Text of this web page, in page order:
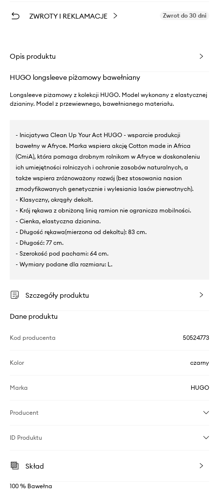
ZWROTY I REKLAMACJE Zwrot do 30 dni
Opis produktu
HUGO longsleeve piżamowy bawełniany
Longsleeve piżamowy z kolekcji HUGO. Model wykonany z elastycznej
dzianiny. Model z przewiewnego, bawełnianego materiału.
- Inicjatywa Clean Up Your Act HUGO - wsparcie produkcji
bawełny w Afryce. Marka wspiera akcję Cotton made in Africa
(CmiA), która pomaga drobnym rolnikom w Afryce w doskonaleniu
ich umiejętności rolniczych i ochronie zasobów naturalnych, a
także wspiera zróżnoważony rozwój (bez stosowania nasion
zmodyfikowanych genetycznie i wylesiania lasów pierwotnych).
- Klasyczny, okrągły dekolt.
- Krój rękawa z obniżoną linią ramion nie ogranicza mobilności.
- Cienka, elastyczna dzianina.
- Długość rękawa(mierzona od dekoltu): 83 cm.
- Długość: 77 cm.
- Szerokość pod pachami: 64 cm.
- Wymiary podane dla rozmiaru: L.
Szczegóły produktu
Dane produktu
Kod producenta 50524773
Kolor czarny
Marka HUGO
Producent
ID Produktu
Skład
100 % Bawełna